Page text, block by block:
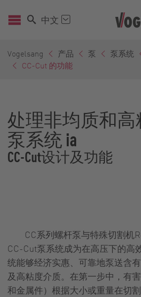
中文
Vogelsang 产品 泵 泵系统
CC-Cut 的功能
处理非均质和高
泵系统 ia
CC-Cut设计及功能
CC系列螺杆泵与特殊切割机
CC-Cut泵系统成为在高压下的高
统能够经济实惠、可靠地泵送含
及高粘度介质。在第一步中，有
和金属件）根据大小或重量在切